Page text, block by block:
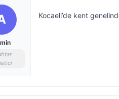
Kocaeli’de kent